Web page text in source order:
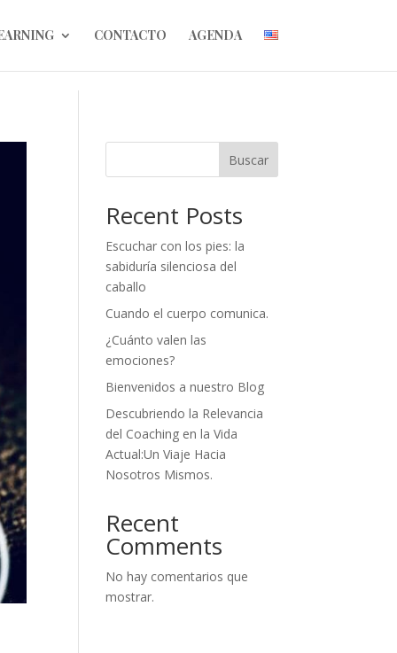
CONTACTO AGENDA
Buscar
Recent Posts
Escuchar con los pies: la
sabiduría silenciosa del
caballo
Cuando el cuerpo comunica.
¿Cuánto valen las
emociones?
Bienvenidos a nuestro Blog
Descubriendo la Relevancia
del Coaching en la Vida
Actual:Un Viaje Hacia
Nosotros Mismos.
Recent
Comments
No hay comentarios que
mostrar.